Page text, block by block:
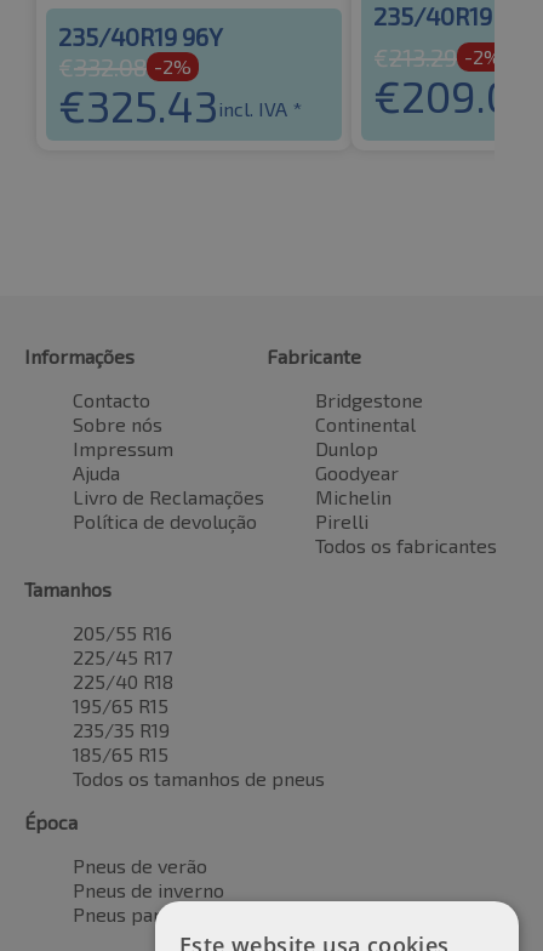
235/40R19 96Y
€332.08 -2%
€325.43 incl. IVA *
235/40R19 96Y
€213.29 -2%
€209.03
Informações
Contacto
Sobre nós
Impressum
Ajuda
Livro de Reclamações
Política de devolução
Fabricante
Bridgestone
Continental
Dunlop
Goodyear
Michelin
Pirelli
Todos os fabricantes
Tamanhos
205/55 R16
225/45 R17
225/40 R18
195/65 R15
235/35 R19
185/65 R15
Todos os tamanhos de pneus
Época
Pneus de verão
Pneus de inverno
Pneus para todas as estações
Este website usa cookies